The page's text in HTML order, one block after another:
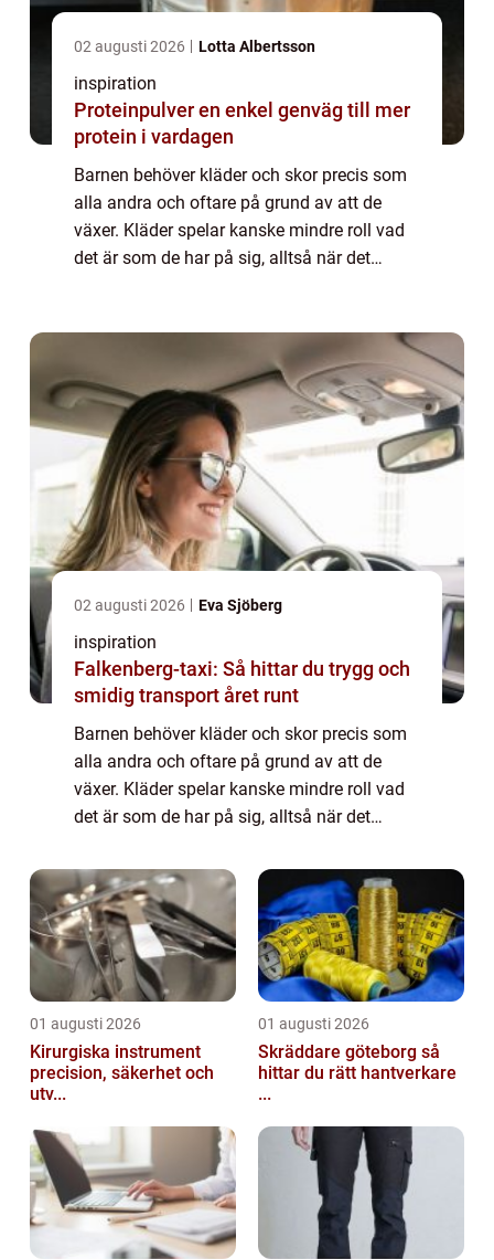
02 augusti 2026 Lotta Albertsson
inspiration
Proteinpulver en enkel genväg till mer
protein i vardagen
Barnen behöver kläder och skor precis som
alla andra och oftare på grund av att de
växer. Kläder spelar kanske mindre roll vad
det är som de har på sig, alltså när det
02 augusti 2026 Eva Sjöberg
inspiration
Falkenberg-taxi: Så hittar du trygg och
smidig transport året runt
Barnen behöver kläder och skor precis som
alla andra och oftare på grund av att de
växer. Kläder spelar kanske mindre roll vad
det är som de har på sig, alltså när det
01 augusti 2026
Kirurgiska instrument
precision, säkerhet och
utv...
01 augusti 2026
Skräddare göteborg så
hittar du rätt hantverkare
...